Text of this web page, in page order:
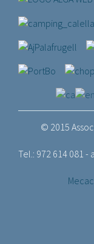
© 2015
Tel.: 972 614 081 -